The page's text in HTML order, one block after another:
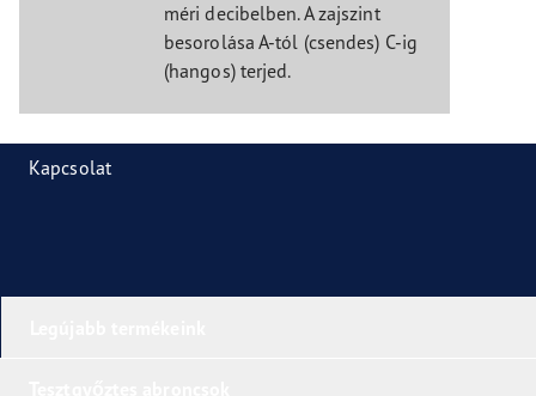
méri decibelben. A zajszint
besorolása A-tól (csendes) C-ig
(hangos) terjed.
Kapcsolat